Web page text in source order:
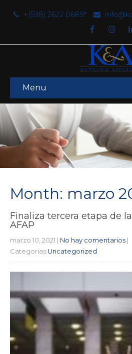
+(598) 2622 0689*
Menu
Month: marzo
Finaliza tercera etapa de
AFAP
marzo 10, 2021 | No hay comentarios |
Categorias:Uncategorized